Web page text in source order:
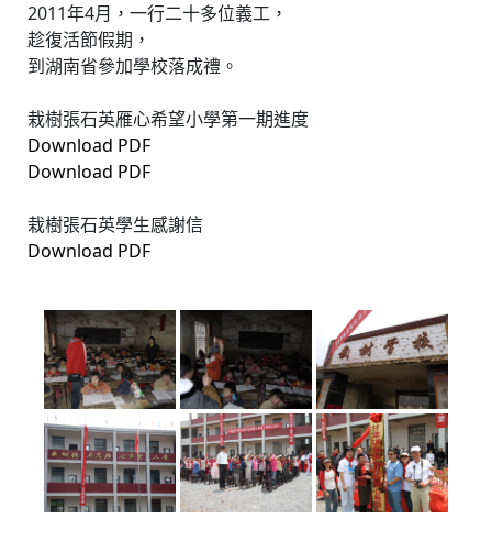
2011年4月，一行二十多位義工，
趁復活節假期，
到湖南省參加學校落成禮。
栽樹張石英雁心希望小學第一期進度
Download PDF
Download PDF
栽樹張石英學生感謝信
Download PDF